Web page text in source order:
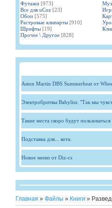
Футажи [973]
Все для uCoz [23]
Обои [575]
Растровые клипарты [910]
Шрифты [19]
Прочее \ Другое [828]
Aston Martin DBS Summerheat от
Электробритвы Babyliss: "Так мы
Такие места скоро будут
Подставка для... кота.
Новое меню от Diz-cs
Главная » Файлы » Книги »